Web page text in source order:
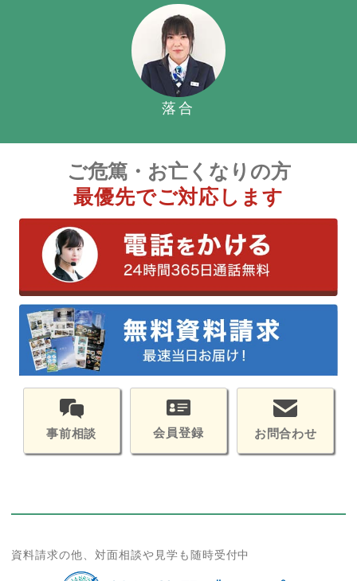
落合
ご危篤・お亡くなりの方
最優先でご対応します
事前相談 会員登録 お問合わせ
資料請求の他、対面相談や見学も随時受付中